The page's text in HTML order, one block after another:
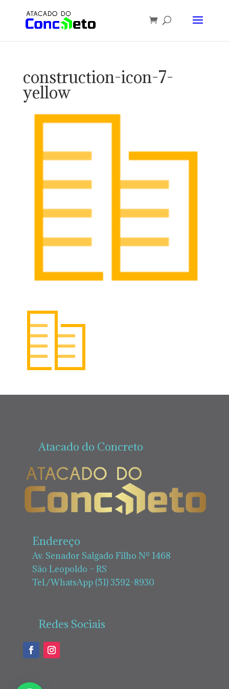
construction-icon-7-
yellow
Atacado do Concreto
Endereço
Av. Senador Salgado Filho Nº 1468
São Leopoldo – RS
Tel./WhatsApp (51) 3592-8930
Redes Sociais